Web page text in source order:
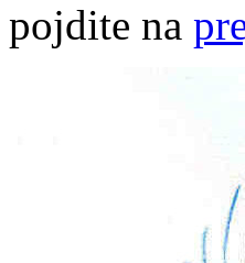
pojdite na